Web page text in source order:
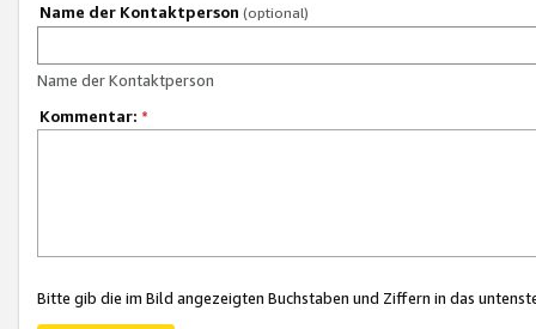
Name der Kontaktperson (optional)
Name der Kontaktperson
Kommentar: *
Bitte gib die im Bild angezeigten Buchstaben und Ziffern in das